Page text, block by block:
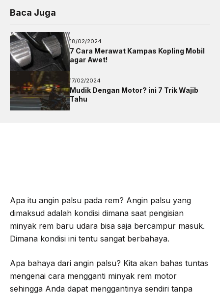
Baca Juga
18/02/2024
7 Cara Merawat Kampas Kopling Mobil
agar Awet!
17/02/2024
Mudik Dengan Motor? ini 7 Trik Wajib
Tahu
Apa itu angin palsu pada rem? Angin palsu yang
dimaksud adalah kondisi dimana saat pengisian
minyak rem baru udara bisa saja bercampur masuk.
Dimana kondisi ini tentu sangat berbahaya.
Apa bahaya dari angin palsu? Kita akan bahas tuntas
mengenai cara mengganti minyak rem motor
sehingga Anda dapat menggantinya sendiri tanpa